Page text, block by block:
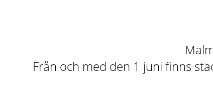
Från och med den 1 juni finns